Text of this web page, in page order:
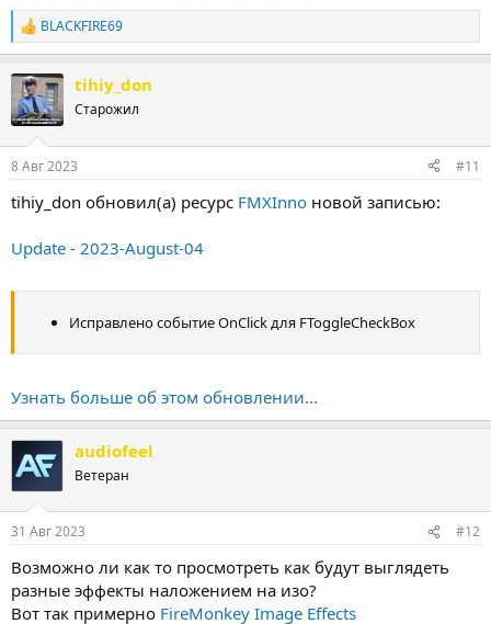
Р
е
к
ц
и
BLACKFIRE69
tihiy_don
Старожил
8 Авг 2023 #11
tihiy_don обновил(а) ресурс FMXInno новой записью:
Update - 2023-August-04
Исправлено событие OnClick для FToggleCheckBox
Узнать больше об этом обновлении...
audiofeel
Ветеран
31 Авг 2023 #12
Возможно ли как то просмотреть как будут выглядеть
разные эффекты наложением на изо?
Вот так примерно FireMonkey Image Effects